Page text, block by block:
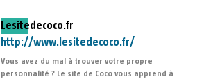
Lesitedecoco.fr
http://www.lesitedecoco.fr/
Vous avez du mal à trouver votre propre
personnalité ? Le site de Coco vous apprend à